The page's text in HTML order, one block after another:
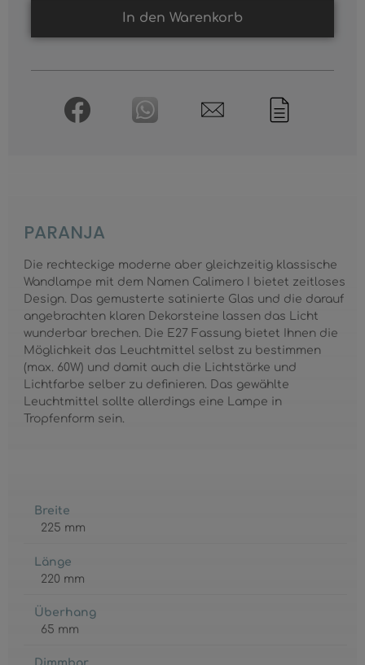
In den Warenkorb
PARANJA
Die rechteckige moderne aber gleichzeitig klassische
Wandlampe mit dem Namen Calimero I bietet zeitloses
Design. Das gemusterte satinierte Glas und die darauf
angebrachten klaren Dekorsteine lassen das Licht
wunderbar brechen. Die E27 Fassung bietet Ihnen die
Möglichkeit das Leuchtmittel selbst zu bestimmen
(max. 60W) und damit auch die Lichtstärke und
Lichtfarbe selber zu definieren. Das gewählte
Leuchtmittel sollte allerdings eine Lampe in
Tropfenform sein.
Breite
225 mm
Länge
220 mm
Überhang
65 mm